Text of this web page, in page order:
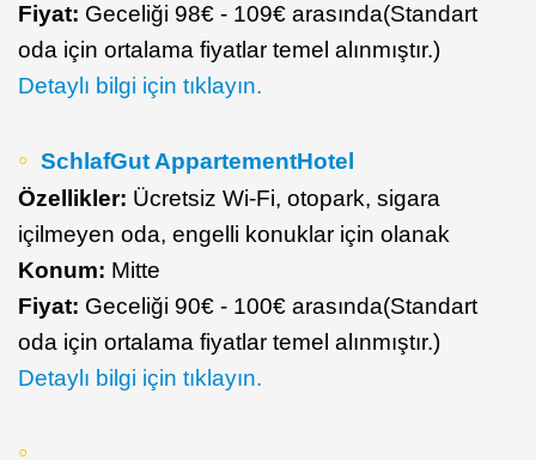
Fiyat: Geceliği 98€ - 109€ arasında(Standart
oda için ortalama fiyatlar temel alınmıştır.)
Detaylı bilgi için tıklayın.
SchlafGut AppartementHotel
Özellikler: Ücretsiz Wi-Fi, otopark, sigara
içilmeyen oda, engelli konuklar için olanak
Konum: Mitte
Fiyat: Geceliği 90€ - 100€ arasında(Standart
oda için ortalama fiyatlar temel alınmıştır.)
Detaylı bilgi için tıklayın.